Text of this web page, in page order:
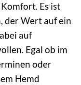
Es ist
der Wert auf ein
auf
Egal ob im
oder
Hemd